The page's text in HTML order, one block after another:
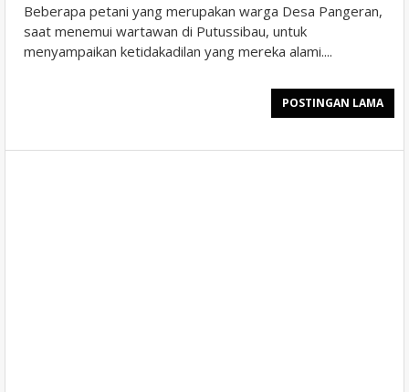
Beberapa petani yang merupakan warga Desa Pangeran,
saat menemui wartawan di Putussibau, untuk
menyampaikan ketidakadilan yang mereka alami....
POSTINGAN LAMA